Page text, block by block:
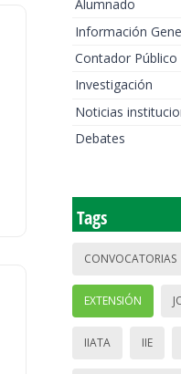
Alumnado
Información
Contador Público
Investigación
Noticias
Debates
Tags
CONVOCATORIAS
EXTENSIÓN
IIATA IIE